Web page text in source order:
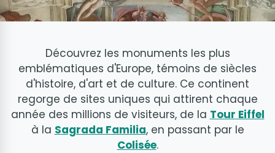
Découvrez les monuments les plus
emblématiques d'Europe, témoins de siècles
d'histoire, d'art et de culture. Ce continent
regorge de sites uniques qui attirent chaque
année des millions de visiteurs, de la Tour Eiffel
à la Sagrada Familia, en passant par le
Colisée.